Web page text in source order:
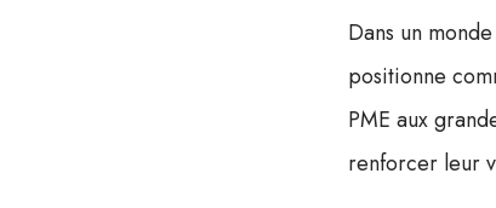
Dans un
positionne
PME aux
renforcer leur